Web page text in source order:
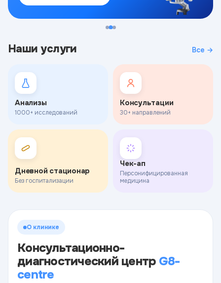
Наши услуги Все →
Анализы
1000+ исследований
Консультации
30+ направлений
Дневной стационар
Без госпитализации
Чек-ап
Персонифицированная
медицина
О клинике
Консультационно-
диагностический центр G8-
centre